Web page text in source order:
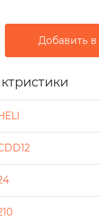
Добавить